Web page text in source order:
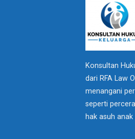
Konsultan
dari RFA Law
menangani
seperti
hak asuh